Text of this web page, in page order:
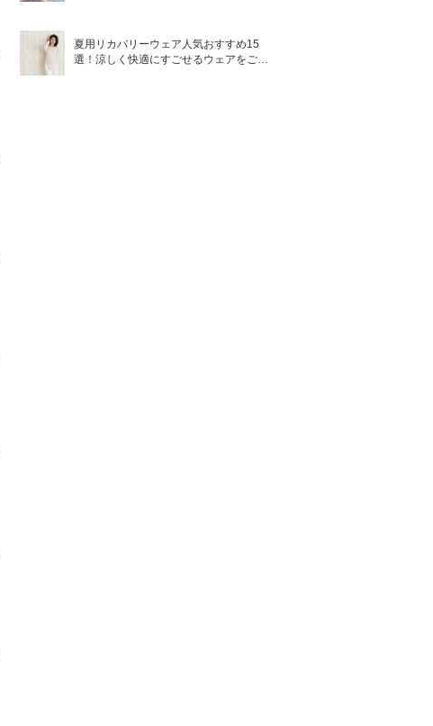
夏用リカバリーウェア人気おすすめ15
選！涼しく快適にすごせるウェアをご紹